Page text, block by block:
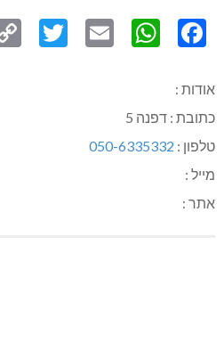
אודות :
כתובת : דפנה 5
טלפון : 050-6335332
מייל :
אתר :